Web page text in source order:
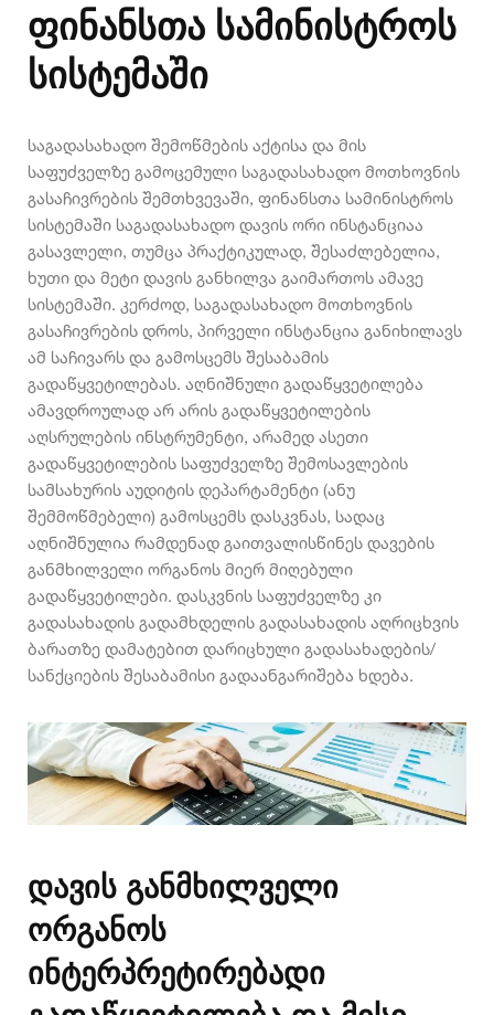
ფინანსთა სამინისტროს
სისტემაში
საგადასახადო შემოწმების აქტისა და მის
საფუძველზე გამოცემული საგადასახადო მოთხოვნის
გასაჩივრების შემთხვევაში, ფინანსთა სამინისტროს
სისტემაში საგადასახადო დავის ორი ინსტანციაა
გასავლელი, თუმცა პრაქტიკულად, შესაძლებელია,
ხუთი და მეტი დავის განხილვა გაიმართოს ამავე
სისტემაში. კერძოდ, საგადასახადო მოთხოვნის
გასაჩივრების დროს, პირველი ინსტანცია განიხილავს
ამ საჩივარს და გამოსცემს შესაბამის
გადაწყვეტილებას. აღნიშნული გადაწყვეტილება
ამავდროულად არ არის გადაწყვეტილების
აღსრულების ინსტრუმენტი, არამედ ასეთი
გადაწყვეტილების საფუძველზე შემოსავლების
სამსახურის აუდიტის დეპარტამენტი (ანუ
შემმოწმებელი) გამოსცემს დასკვნას, სადაც
აღნიშნულია რამდენად გაითვალისწინეს დავების
განმხილველი ორგანოს მიერ მიღებული
გადაწყვეტილები. დასკვნის საფუძველზე კი
გადასახადის გადამხდელის გადასახადის აღრიცხვის
ბარათზე დამატებით დარიცხული გადასახადების/
სანქციების შესაბამისი გადაანგარიშება ხდება.
დავის განმხილველი
ორგანოს
ინტერპრეტირებადი